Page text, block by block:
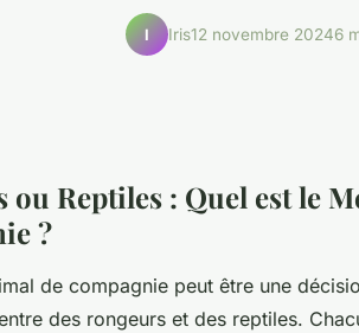
I Iris12 novembre 20246
ou Reptiles : Quel est le
?
de compagnie peut être une
des rongeurs et des reptiles.